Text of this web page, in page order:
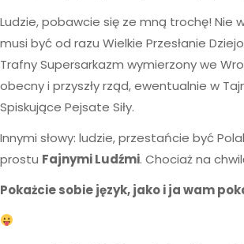
Ludzie, pobawcie się ze mną trochę! Nie
musi być od razu Wielkie Przesłanie
Trafny Supersarkazm wymierzony we
obecny i przyszły rząd, ewentualnie w
Spiskujące Pejsate Siły.
Innymi słowy: ludzie, przestańcie być
prostu Fajnymi Ludźmi. Chociaż na
Pokażcie sobie język, jako i ja wam